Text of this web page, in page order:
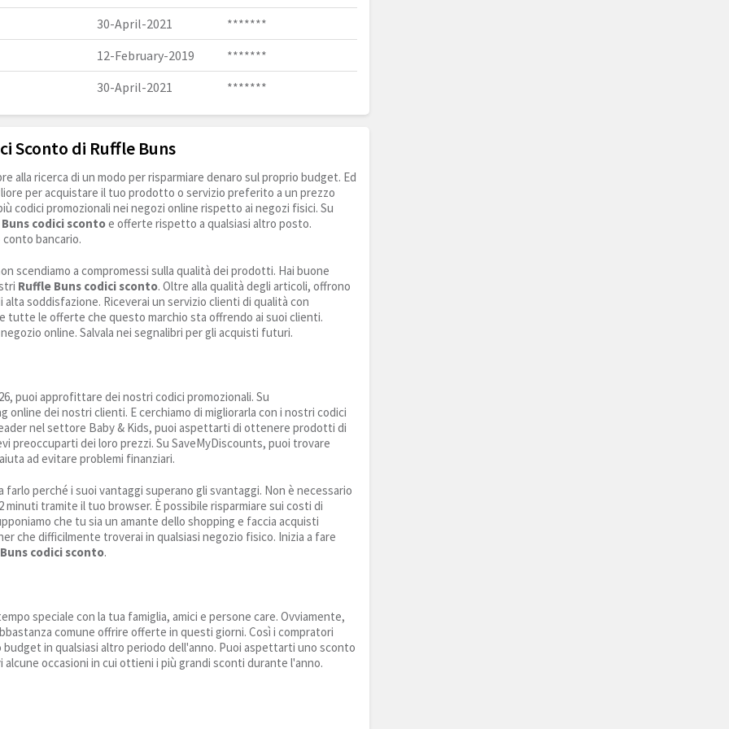
30-April-2021
*******
12-February-2019
*******
30-April-2021
*******
Sconto di Ruffle Buns
alla ricerca di un modo per risparmiare denaro sul proprio budget. Ed
per acquistare il tuo prodotto o servizio preferito a un prezzo
codici promozionali nei negozi online rispetto ai negozi fisici. Su
codici scontoe offerte rispetto a qualsiasi altro posto.
bancario.
scendiamo a compromessi sulla qualità dei prodotti. Hai buone
Ruffle Buns codici sconto. Oltre alla qualità degli articoli, offrono
soddisfazione. Riceverai un servizio clienti di qualità con
tutte le offerte che questo marchio sta offrendo ai suoi clienti.
online. Salvala nei segnalibri per gli acquisti futuri.
puoi approfittare dei nostri codici promozionali. Su
online dei nostri clienti. E cerchiamo di migliorarla con i nostri codici
nel settore Baby & Kids, puoi aspettarti di ottenere prodotti di
preoccuparti dei loro prezzi. Su SaveMyDiscounts, puoi trovare
ad evitare problemi finanziari.
perché i suoi vantaggi superano gli svantaggi. Non è necessario
tramite il tuo browser. È possibile risparmiare sui costi di
che tu sia un amante dello shopping e faccia acquisti
che difficilmente troverai in qualsiasi negozio fisico. Inizia a fare
codici sconto.
speciale con la tua famiglia, amici e persone care. Ovviamente,
comune offrire offerte in questi giorni. Così i compratori
in qualsiasi altro periodo dell'anno. Puoi aspettarti uno sconto
occasioni in cui ottieni i più grandi sconti durante l'anno.